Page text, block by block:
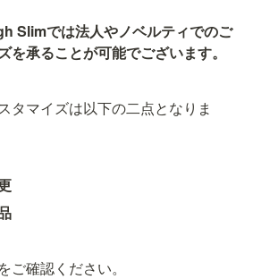
Slimでは法人やノベルティでのご
を承ることが可能でございます。
タマイズは以下の二点となりま
ご確認ください。